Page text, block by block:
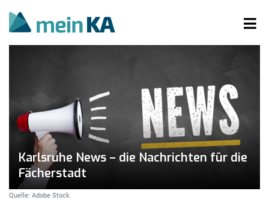
Karlsruhe News – die Nachrichten für die
Fächerstadt
Quelle: Adobe Stock